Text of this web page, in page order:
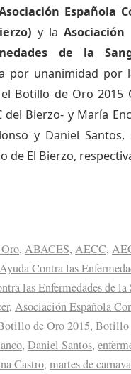
Española
y la
de la
por unanimidad por
Botillo de Oro 2015
Bierzo- y María
y Daniel Santos,
de El Bierzo,
, ABACES, AECC,
Contra las
las Enfermedades de la
, Asociación Española
de Oro 2015, Botillo
, Daniel Santos,
Castro, martes de